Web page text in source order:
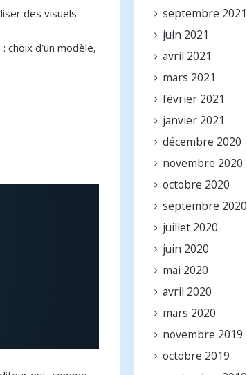
des visuels
choix d’un modèle,
septembre 2021
juin 2021
avril 2021
mars 2021
février 2021
janvier 2021
décembre 2020
novembre 2020
octobre 2020
septembre 2020
juillet 2020
juin 2020
mai 2020
avril 2020
mars 2020
novembre 2019
octobre 2019